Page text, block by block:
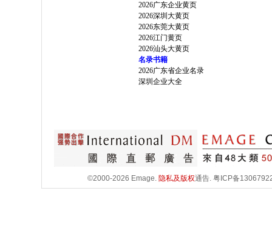
2026广东企业黄页
2026深圳大黄页
2026东莞大黄页
2026江门黄页
2026汕头大黄页
名录书籍
2026广东省企业名录
深圳企业大全
©2000-2026 Emage. 隐私及版权通告. 粤ICP备